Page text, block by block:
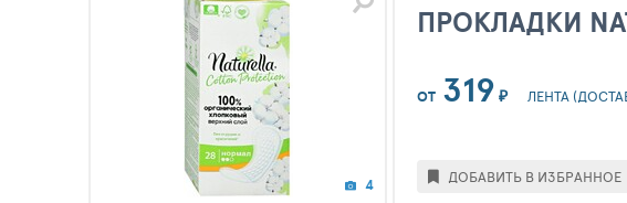
ПРОКЛАДКИ
4
ОТ 319 ₽ ЛЕНТА
ДОБАВИТЬ В ИЗБРАННОЕ